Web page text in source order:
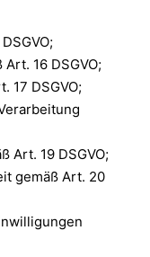
16 DSGVO;
17 DSGVO;
Art. 19 DSGVO;
gemäß Art. 20